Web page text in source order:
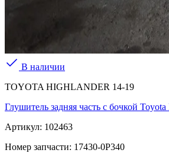
В наличии
TOYOTA HIGHLANDER 14-19
Глушитель задняя часть с бочкой
Артикул: 102463
Номер запчасти: 17430-0P340